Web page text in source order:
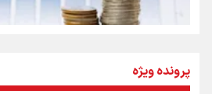
پرونده ویژه